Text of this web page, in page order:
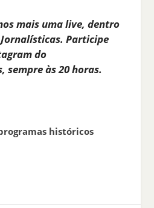
mais uma live, dentro
Participe
do
sempre às 20 horas.
históricos